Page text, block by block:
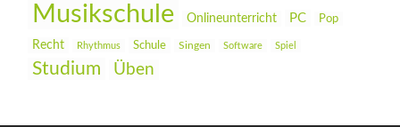
Musikschule Onlineunterricht PC Pop
Recht Rhythmus Schule Singen Software Spiel
Studium Üben